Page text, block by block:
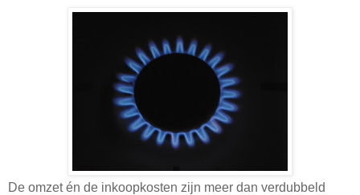
De omzet én de inkoopkosten zijn meer dan verdubbeld